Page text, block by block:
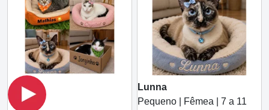
Lunna
Pequeno | Fêmea | 7 a 11